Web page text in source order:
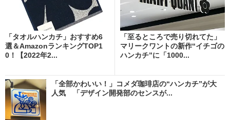
「タオルハンカチ」おすすめ6
選＆AmazonランキングTOP1
0！【2022年2...
「至るところで売り切れてた」
マリークワントの新作“イチゴの
ハンカチ”に「1000...
「全部かわいい！」コメダ珈琲店の“ハンカチ”が大
人気 「デザイン開発部のセンスが...